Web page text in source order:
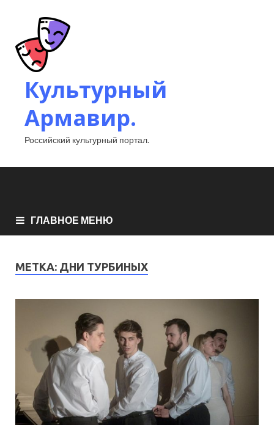
Культурный
Армавир.
Российский культурный портал.
ГЛАВНОЕ МЕНЮ
МЕТКА: ДНИ ТУРБИНЫХ